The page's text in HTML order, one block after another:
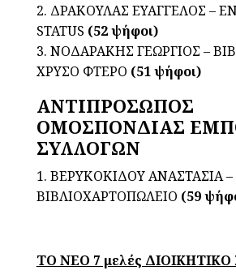
2. ΔΡΑΚΟΥΛΑΣ ΕΥΑΓΓΕΛΟΣ –
STATUS (52 ψήφοι)
3. ΝΟΔΑΡΑΚΗΣ ΓΕΩΡΓΙΟΣ –
ΧΡΥΣΟ ΦΤΕΡΟ (51 ψήφοι)
ΑΝΤΙΠΡΟΣΩΠΟΣ
ΟΜΟΣΠΟΝΔΙΑΣ
ΣΥΛΛΟΓΩΝ
1. ΒΕΡΥΚΟΚΙΔΟΥ ΑΝΑΣΤΑΣΙΑ –
ΒΙΒΛΙΟΧΑΡΤΟΠΩΛΕΙΟ (59
ΤΟ ΝΕΟ 7 μελές